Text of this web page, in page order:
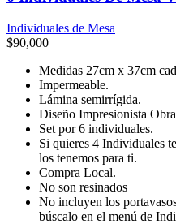
Individuales de Mesa
$90,000
Medidas 27cm x 37cm
Impermeable.
Lámina semirrígida.
Diseño Impresionista
Set por 6 individuales.
Si quieres 4 Individuales
los tenemos para ti.
Compra Local.
No son resinados
No incluyen los
búscalo en el menú de